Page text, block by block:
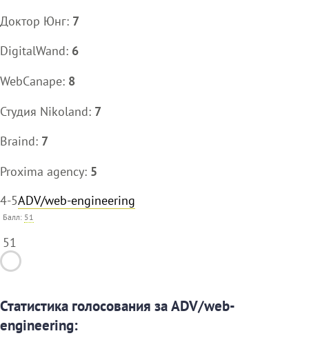
Доктор Юнг: 7
DigitalWand: 6
WebCanape: 8
Студия Nikoland: 7
Braind: 7
Proxima agency: 5
4-5ADV/web-engineering
Балл: 51
51
Статистика голосования за ADV/web-
engineering: